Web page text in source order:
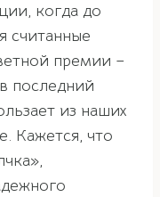
когда до
считанные
премии –
последний
из наших
Кажется, что